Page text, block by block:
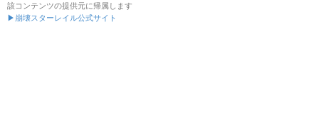
該コンテンツの提供元に帰属します
▶崩壊スターレイル公式サイト